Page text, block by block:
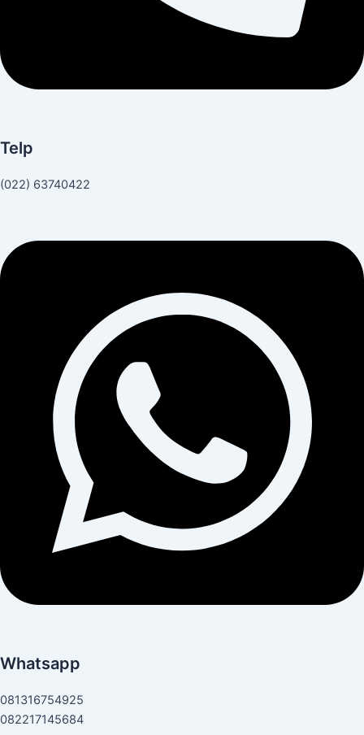
Telp
(022) 63740422
Whatsapp
081316754925
082217145684